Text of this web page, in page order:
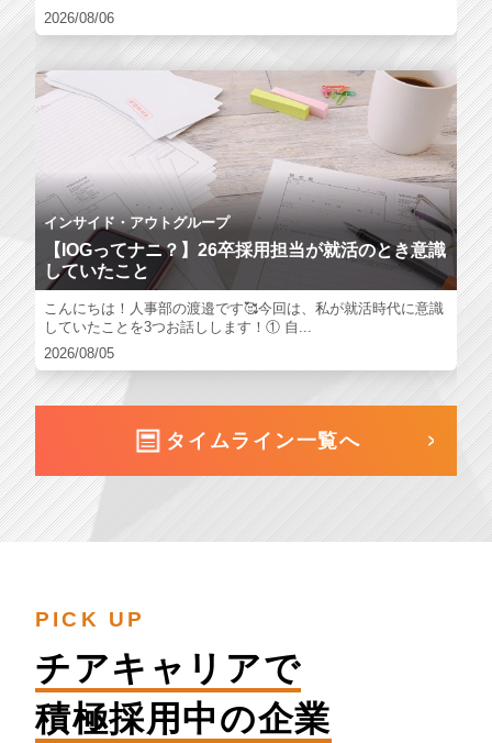
2026/08/06
インサイド・アウトグループ
【IOGってナニ？】26卒採用担当が就活のとき意識
していたこと
こんにちは！人事部の渡邉です🥰今回は、私が就活時代に意識
していたことを3つお話しします！① 自...
2026/08/05
タイムライン一覧へ
PICK UP
チアキャリアで
積極採用中の企業